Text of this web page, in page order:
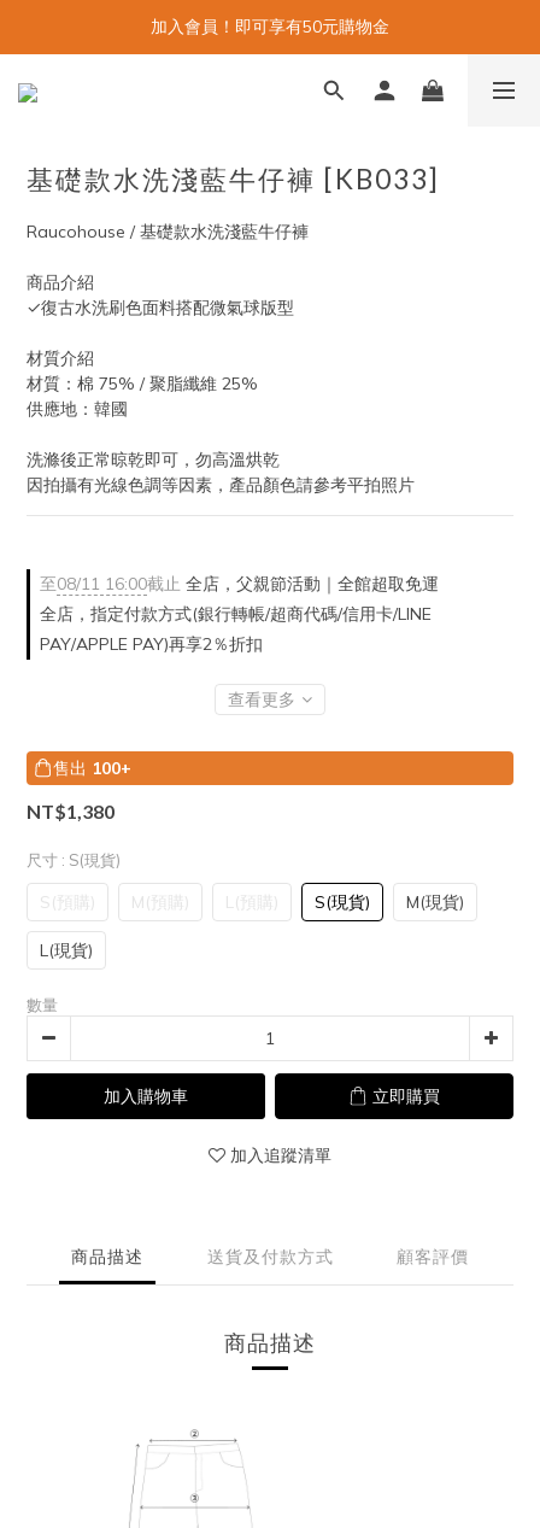
加入會員！即可享有50元購物金
基礎款水洗淺藍牛仔褲 [KB033]
Raucohouse / 基礎款水洗淺藍牛仔褲
商品介紹
✓復古水洗刷色面料搭配微氣球版型
材質介紹
材質：棉 75% / 聚脂纖維 25%
供應地：韓國
洗滌後正常晾乾即可，勿高溫烘乾
因拍攝有光線色調等因素，產品顏色請參考平拍照片
至08/11 16:00截止 全店，父親節活動｜全館超取免運
全店，指定付款方式(銀行轉帳/超商代碼/信用卡/LINE
PAY/APPLE PAY)再享2％折扣
查看更多
售出 100+
NT$1,380
尺寸 : S(現貨)
S(預購) M(預購) L(預購) S(現貨) M(現貨)
L(現貨)
數量
加入購物車 立即購買
加入追蹤清單
商品描述 送貨及付款方式 顧客評價
商品描述